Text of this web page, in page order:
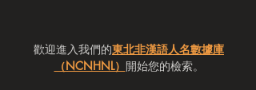
歡迎進入我們的東北非漢語人名數據庫
（NCNHNL） 開始您的檢索。